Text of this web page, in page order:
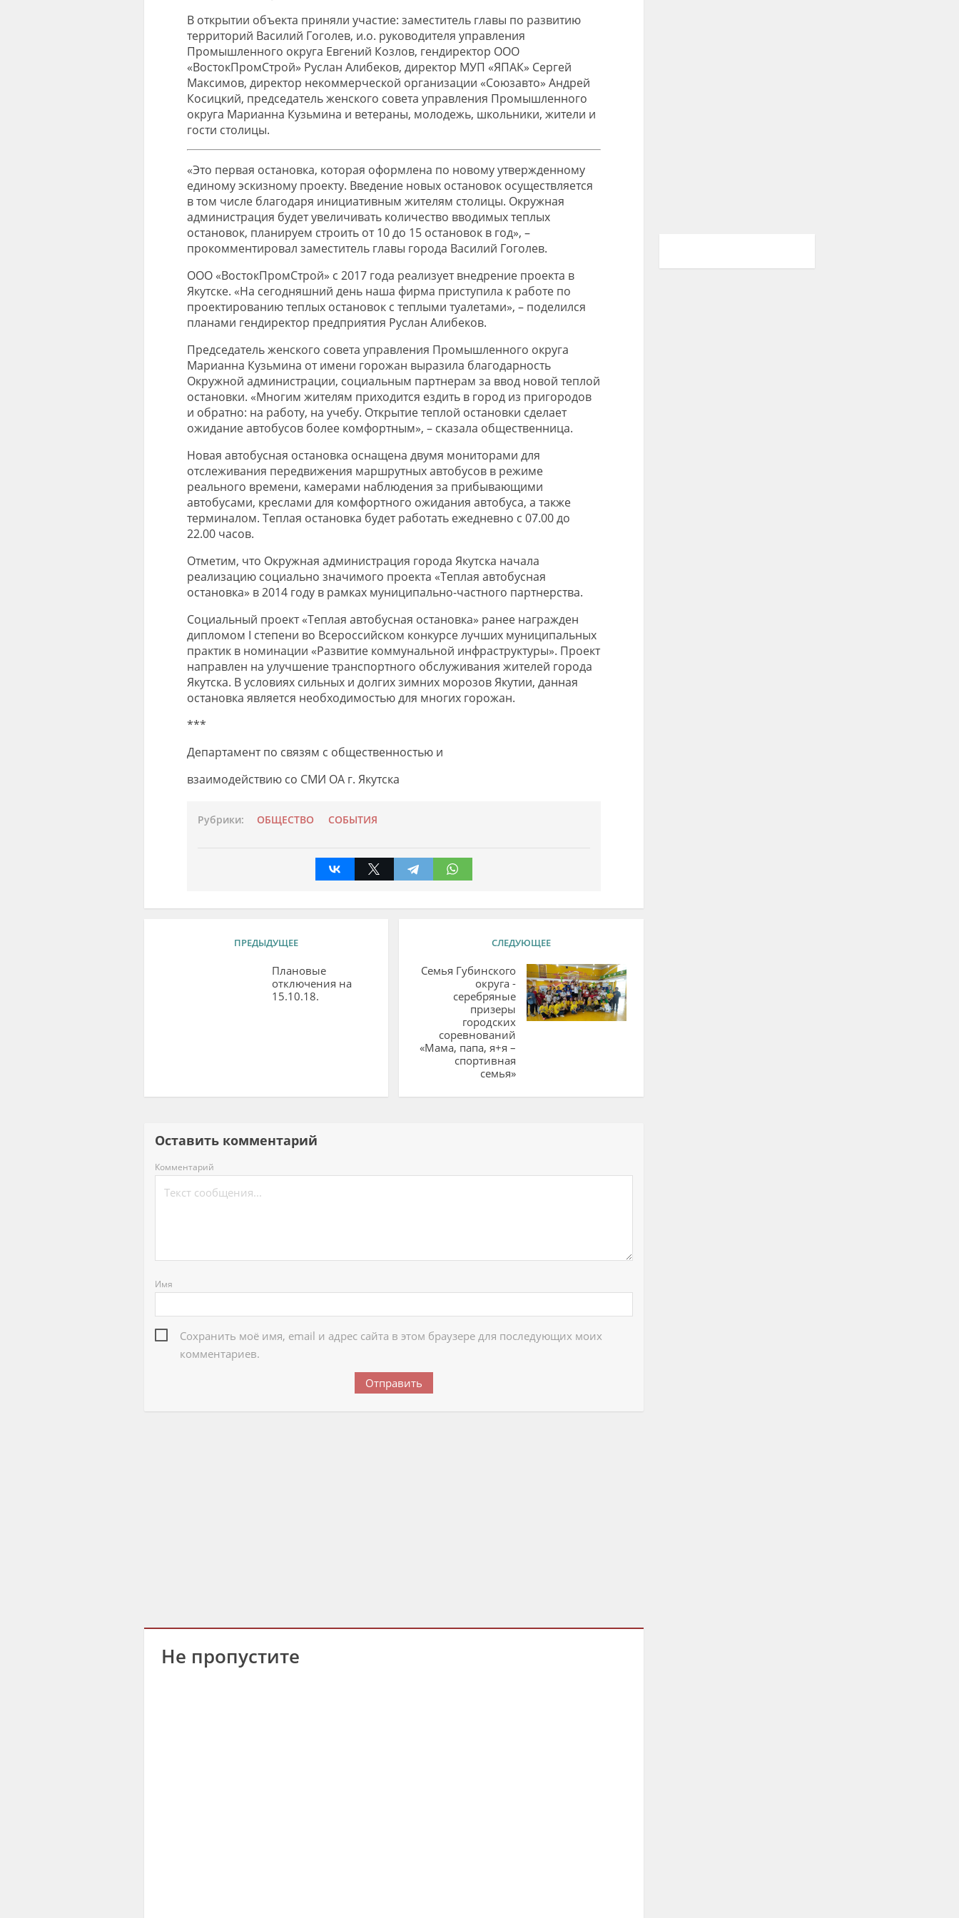
В открытии объекта приняли участие: заместитель главы по развитию
территорий Василий Гоголев, и.о. руководителя управления
Промышленного округа Евгений Козлов, гендиректор ООО
«ВостокПромСтрой» Руслан Алибеков, директор МУП «ЯПАК» Сергей
Максимов, директор некоммерческой организации «Союзавто» Андрей
Косицкий, председатель женского совета управления Промышленного
округа Марианна Кузьмина и ветераны, молодежь, школьники, жители и
гости столицы.
«Это первая остановка, которая оформлена по новому утвержденному
единому эскизному проекту. Введение новых остановок осуществляется
в том числе благодаря инициативным жителям столицы. Окружная
администрация будет увеличивать количество вводимых теплых
остановок, планируем строить от 10 до 15 остановок в год», –
прокомментировал заместительглавы города Василий Гоголев.
ООО «ВостокПромСтрой» с 2017 года реализует внедрение проекта в
Якутске. «На сегодняшний день наша фирма приступила к работе по
проектированию теплых остановок с теплыми туалетами», – поделился
планами гендиректор предприятия Руслан Алибеков.
Председатель женского совета управления Промышленного округа
Марианна Кузьмина от имени горожан выразила благодарность
Окружной администрации, социальным партнерам за ввод новой теплой
остановки. «Многим жителям приходится ездить в город из пригородов
и обратно: на работу, на учебу. Открытие теплой остановки сделает
ожидание автобусов более комфортным», – сказала общественница.
Новая автобусная остановка оснащена двумя мониторами для
отслеживания передвижения маршрутных автобусов в режиме
реального времени, камерами наблюдения за прибывающими
автобусами, креслами для комфортного ожидания автобуса, а также
терминалом. Теплая остановка будет работать ежедневно с 07.00 до
22.00 часов.
Отметим, что Окружная администрация города Якутска начала
реализацию социально значимого проекта «Теплая автобусная
остановка» в 2014 году в рамках муниципально-частного партнерства.
Социальный проект «Теплая автобусная остановка» ранее награжден
дипломом I степени во Всероссийском конкурсе лучших муниципальных
практик в номинации «Развитие коммунальной инфраструктуры». Проект
направлен на улучшение транспортного обслуживания жителей города
Якутска. В условиях сильных и долгих зимних морозов Якутии, данная
остановка является необходимостью для многих горожан.
***
Департамент по связям с общественностью и
взаимодействиюсо СМИ ОА г. Якутска
Рубрики: ОБЩЕСТВО СОБЫТИЯ
ПРЕДЫДУЩЕЕ
Плановые
отключения на
15.10.18.
СЛЕДУЮЩЕЕ
Семья Губинского
округа -
серебряные
призеры
городских
соревнований
«Мама, папа, я+я –
спортивная
семья»
Оставить комментарий
Комментарий
Имя
Сохранить моё имя, email и адрес сайта в этом браузере для последующих моих
комментариев.
Не пропустите